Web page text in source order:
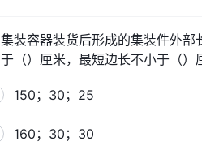
集装容器装货后形成的集装件外部
于（）厘米，最短边长不小于（）
150；30；25
160；30；30